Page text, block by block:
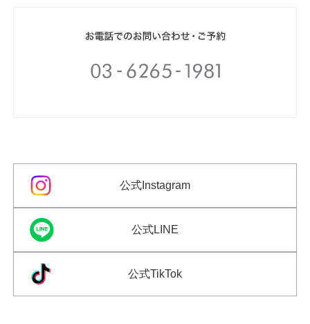
公式Instagram
公式LINE
公式TikTok